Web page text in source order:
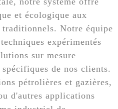
et écologique aux
traditionnels. Notre équipe
expérimentés
sur mesure
de nos clients.
pétrolières et gazières,
d'autres applications